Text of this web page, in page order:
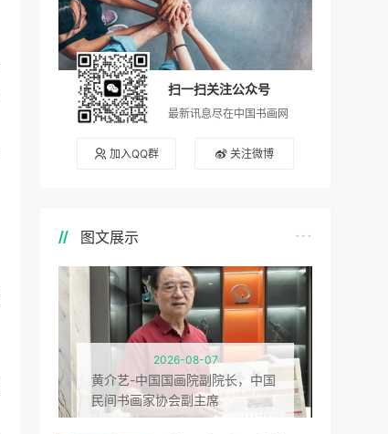
扫一扫关注公众号
最新讯息尽在中国书画网
加入QQ群 关注微博
图文展示
2026-08-07
黄介艺-中国国画院副院长，中国
民间书画家协会副主席